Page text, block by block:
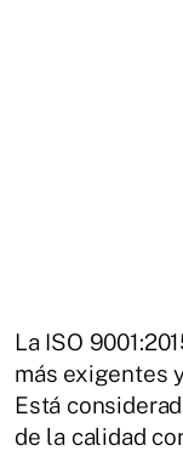
La ISO
más exigentes
Está
de la calidad